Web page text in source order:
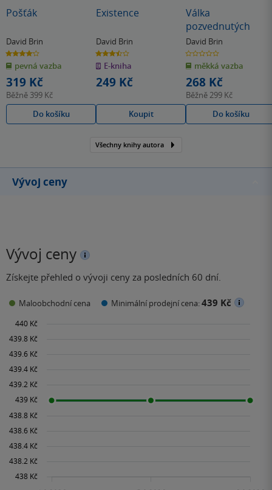
Pošťák
David Brin
4.1
z
5
hvězdiček
pevná vazba
319 Kč
Běžně 399 Kč
Do košíku
Existence
David Brin
3.5
z
5
hvězdiček
E-kniha
249 Kč
Koupit
Válka
pozvednutých
David Brin
0.0
z
5
hvězdiček
měkká vazba
268 Kč
Běžně299 Kč
Do košíku
Všechny knihy autora
Vývoj ceny
Vývoj ceny
Získejte přehled o vývoji ceny za posledních 60 dní.
Maloobchodní cena Minimální prodejní cena:439 Kč